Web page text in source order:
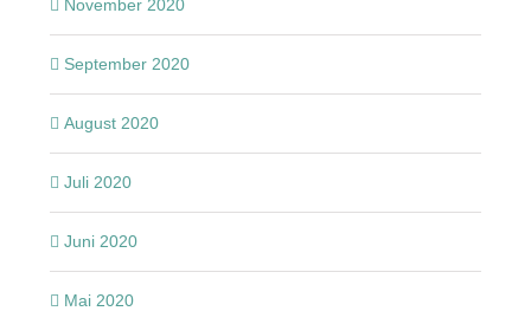
November 2020
September 2020
August 2020
Juli 2020
Juni 2020
Mai 2020